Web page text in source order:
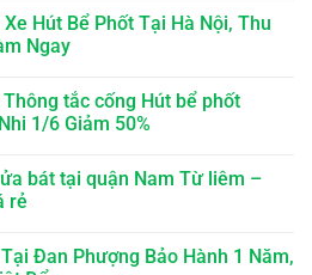
Hút Bể Phốt Tại Hà Nội, Thu
Ngay
Thông tắc cống Hút bể phốt
1/6 Giảm 50%
bát tại quận Nam Từ liêm –
rẻ
Đan Phượng Bảo Hành 1 Năm,